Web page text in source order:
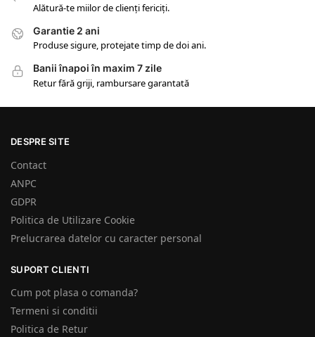
Alătură-te miilor de clienți fericiți.
Garantie 2 ani
Produse sigure, protejate timp de doi ani.
Banii înapoi în maxim 7 zile
Retur fără griji, rambursare garantată
DESPRE SITE
Contact
ANPC
GDPR
Politica de Utilizare Cookie
Prelucrarea datelor cu caracter personal
SUPORT CLIENTI
Cum pot plasa o comanda?
Termeni si conditii
Politica de Retur